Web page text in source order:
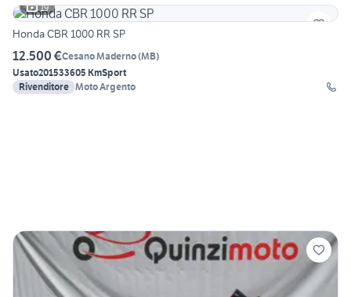
19
Honda CBR 1000 RR SP
12.500 €Cesano Maderno(MB)
Usato201533605 KmSport
Rivenditore Moto Argento